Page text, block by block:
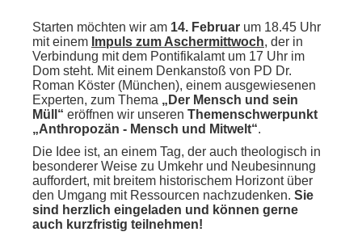
Starten möchten wir am 14. Februar um 18.45 Uhr
mit einem Impuls zum Aschermittwoch, der in
Verbindung mit dem Pontifikalamt um 17 Uhr im
Dom steht. Mit einem Denkanstoß von PD Dr.
Roman Köster (München), einem ausgewiesenen
Experten, zum Thema „Der Mensch und sein
Müll“ eröffnen wir unseren Themenschwerpunkt
„Anthropozän - Mensch und Mitwelt“.
Die Idee ist, an einem Tag, der auch theologisch in
besonderer Weise zu Umkehr und Neubesinnung
auffordert, mit breitem historischem Horizont über
den Umgang mit Ressourcen nachzudenken. Sie
sind herzlich eingeladen und können gerne
auch kurzfristig teilnehmen!